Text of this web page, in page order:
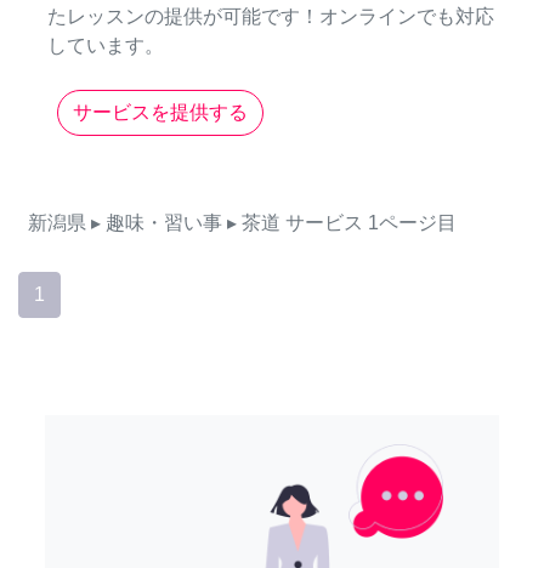
たレッスンの提供が可能です！オンラインでも対応
しています。
サービスを提供する
新潟県 ▸ 趣味・習い事 ▸ 茶道 サービス 1ページ目
1